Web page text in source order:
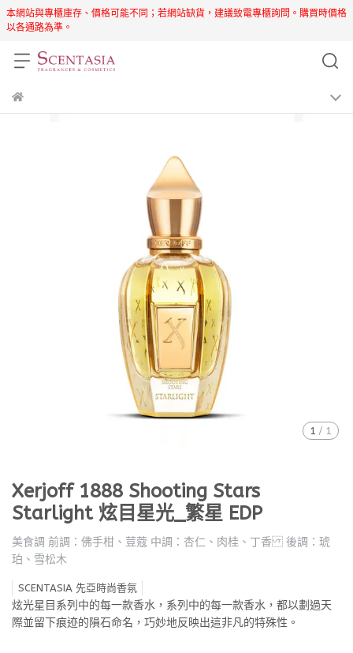
本網站與專櫃庫存、價格可能不同；若網站缺貨，建議致電專櫃詢問。購買時價格
以各通路為準。
1 / 1
Xerjoff 1888 Shooting Stars
Starlight 炫目星光_繁星 EDP
美食調 前調：佛手柑、荳蔻 中調：杏仁、肉桂、丁香 後調：琥
珀、雪松木
SCENTASIA 先亞時尚香氛
炫光星目系列中的每一款香水，系列中的每一款香水，都以劃過天
際並留下痕迹的隕石命名，巧妙地反映出這非凡的特殊性。